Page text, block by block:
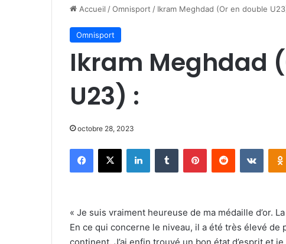
Accueil /Omnisport / Ikram Meghdad (Or en double
Omnisport
Ikram Meghdad
U23) :
octobre 28, 2023
Facebook
X LinkedinTumblr PinterestReddit
« Je suis vraiment heureuse de ma médaille d’or.
En ce qui concerne le niveau, il a été très élevé